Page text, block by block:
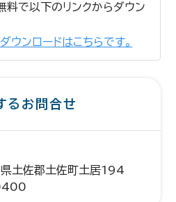
で以下のリンクからダウン
ンロードはこちらです。
るお問合せ
土佐郡土佐町土居194